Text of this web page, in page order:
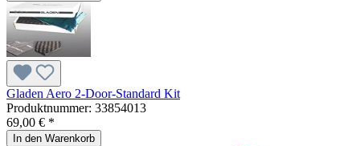
Gladen Aero 2-Door-Standard Kit
Produktnummer: 33854013
69,00 € *
In den Warenkorb